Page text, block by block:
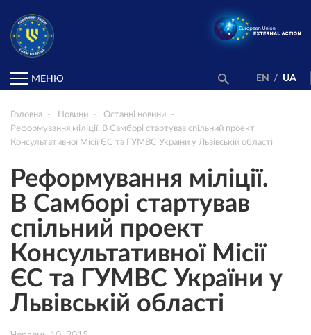
МЕНЮ EN / UA
Головна Новини
Останні новини
Реформування міліції. В Самборі стартував спільний проект
Консультативної Місії ЄС та ГУМВС України у Львівській області
Реформування міліції.
В Самборі стартував
спільний проект
Консультативної Місії
ЄС та ГУМВС України у
Львівській області